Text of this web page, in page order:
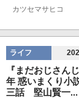
カツセマサヒコ
ライフ
『まだおじさん
年 惑いまくり小
三話 堅山賢一...